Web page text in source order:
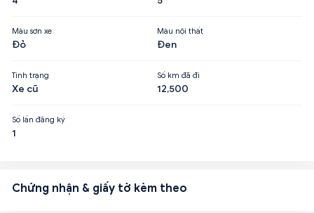
Màu sơn xe
Đỏ
Màu nội thất
Đen
Tình trạng
Xe cũ
Số km đã đi
12,500
Số lần đăng ký
1
Chứng nhận & giấy tờ kèm theo